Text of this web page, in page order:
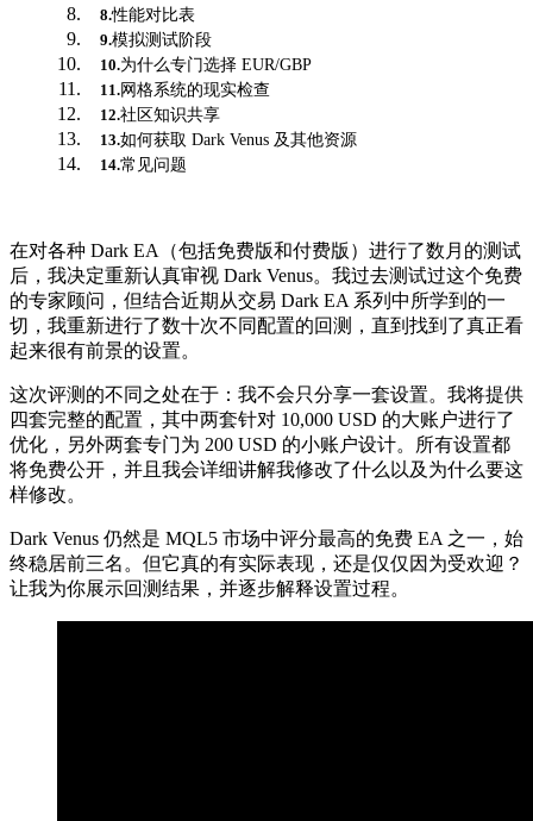
8.性能对比表
9.模拟测试阶段
10.为什么专门选择 EUR/GBP
11.网格系统的现实检查
12.社区知识共享
13.如何获取 Dark Venus 及其他资源
14.常见问题
在对各种 Dark EA（包括免费版和付费版）进行了数月的测试
后，我决定重新认真审视 Dark Venus。我过去测试过这个免费
的专家顾问，但结合近期从交易 Dark EA 系列中所学到的一
切，我重新进行了数十次不同配置的回测，直到找到了真正看
起来很有前景的设置。
这次评测的不同之处在于：我不会只分享一套设置。我将提供
四套完整的配置，其中两套针对 10,000 USD 的大账户进行了
优化，另外两套专门为 200 USD 的小账户设计。所有设置都
将免费公开，并且我会详细讲解我修改了什么以及为什么要这
样修改。
Dark Venus 仍然是 MQL5 市场中评分最高的免费 EA 之一，始
终稳居前三名。但它真的有实际表现，还是仅仅因为受欢迎？
让我为你展示回测结果，并逐步解释设置过程。